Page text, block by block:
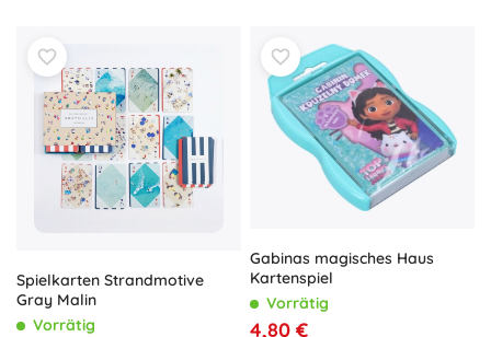
Spielkarten Strandmotive
Gray Malin
Vorrätig
Gabinas magisches Haus
Kartenspiel
Vorrätig
4,80 €